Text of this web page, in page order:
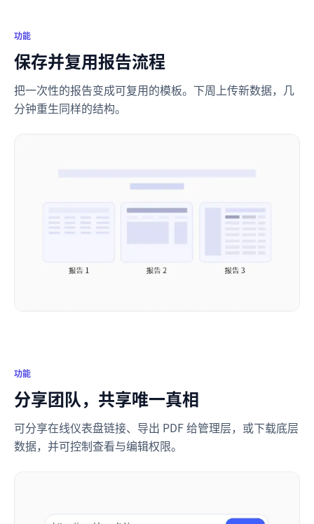
功能
保存并复用报告流程
把一次性的报告变成可复用的模板。下周上传新数据，几
分钟重生同样的结构。
功能
分享团队，共享唯一真相
可分享在线仪表盘链接、导出 PDF 给管理层，或下载底层
数据，并可控制查看与编辑权限。